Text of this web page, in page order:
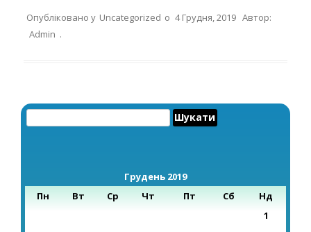
Опубліковано у Uncategorized о 4 Грудня, 2019 Автор:
Admin .
Грудень 2019
Пн
Вт Ср Чт Пт Сб
Нд
1